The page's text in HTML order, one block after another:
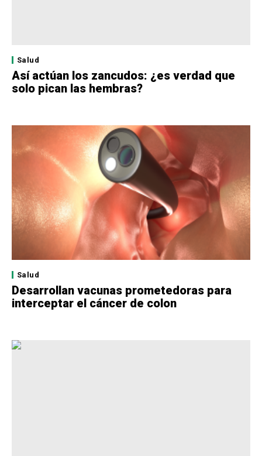
Salud
Así actúan los zancudos: ¿es verdad que
solo pican las hembras?
Salud
Desarrollan vacunas prometedoras para
interceptar el cáncer de colon